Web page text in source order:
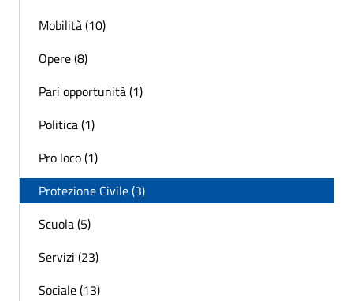
Mobilità (10)
Opere (8)
Pari opportunità (1)
Politica (1)
Pro loco (1)
Protezione Civile (3)
Scuola (5)
Servizi (23)
Sociale (13)